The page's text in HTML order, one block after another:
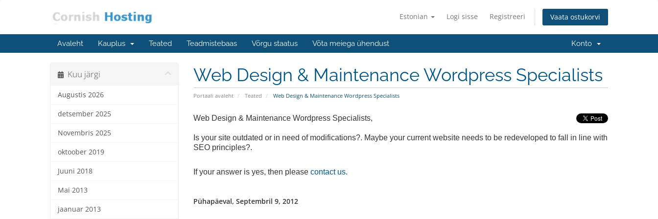
Estonian Logi sisse Registreeri Vaata ostukorvi
Avaleht Kauplus Teated Teadmistebaas Võrgu staatus Võta meiega ühendust Konto
Web Design & Maintenance Wordpress Specialists
Portaali avaleht Teated Web Design & Maintenance Wordpress Specialists
Kuu järgi
Augustis 2026
detsember 2025
Novembris 2025
oktoober 2019
Juuni 2018
Mai 2013
jaanuar 2013
Web Design & Maintenance Wordpress Specialists,
Is your site outdated or in need of modifications?. Maybe your current website needs to be redeveloped to fall in line with
SEO principles?.
If your answer is yes, then please contact us.
Pühapäeval, Septembril 9, 2012